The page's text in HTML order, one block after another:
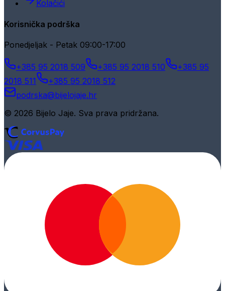
Kolačići
Korisnička podrška
Ponedjeljak - Petak 09:00-17:00
+385 95 2018 509 +385 95 2018 510
+385 95
2018 511
+385 95 2018 512
podrska@bijelojaje.hr
© 2026 Bijelo Jaje. Sva prava pridržana.